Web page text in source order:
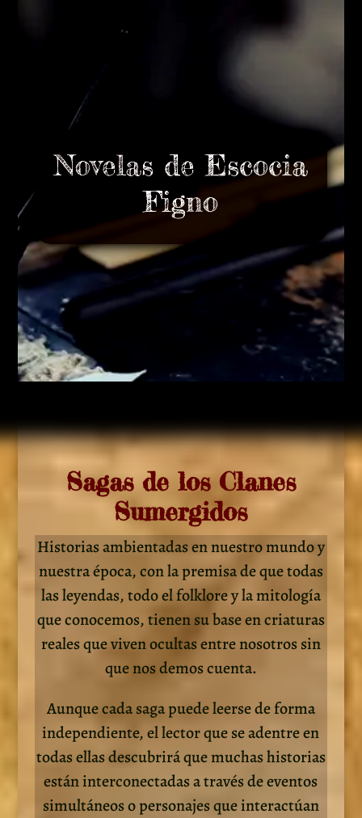
Novelas de Escocia
Figno
Sagas de los Clanes
Sumergidos
Historias ambientadas en nuestro mundo y
nuestra época, con la premisa de que todas
las leyendas, todo el folklore y la mitología
que conocemos, tienen su base en criaturas
reales que viven ocultas entre nosotros sin
que nos demos cuenta.
Aunque cada saga puede leerse de forma
independiente, el lector que se adentre en
todas ellas descubrirá que muchas historias
están interconectadas a través de eventos
simultáneos o personajes que interactúan